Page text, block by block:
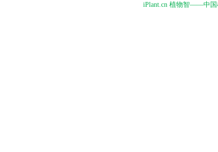
iPlant.cn 植物智——中国